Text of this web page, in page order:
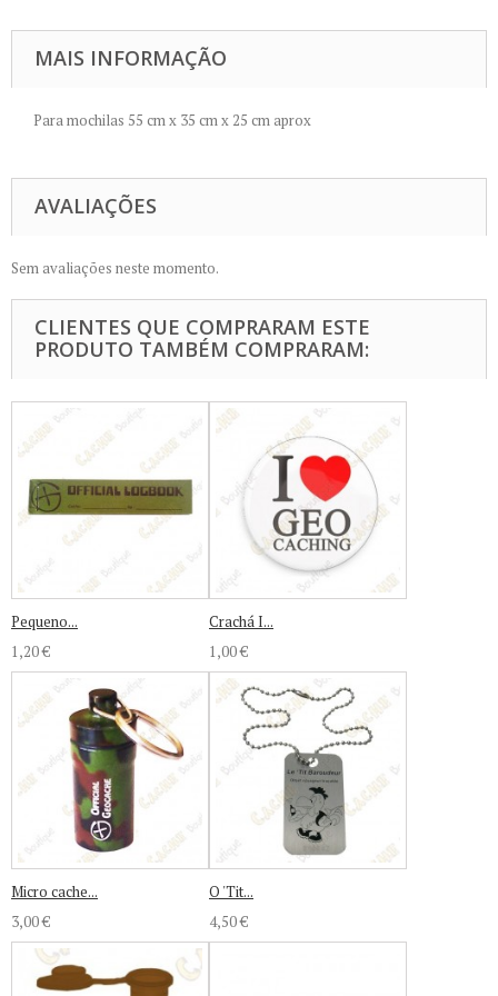
MAIS INFORMAÇÃO
Para mochilas 55 cm x 35 cm x 25 cm aprox
AVALIAÇÕES
Sem avaliações neste momento.
CLIENTES QUE COMPRARAM ESTE
PRODUTO TAMBÉM COMPRARAM:
Pequeno...
1,20 €
Crachá I...
1,00 €
Micro cache...
3,00 €
O 'Tit...
4,50 €